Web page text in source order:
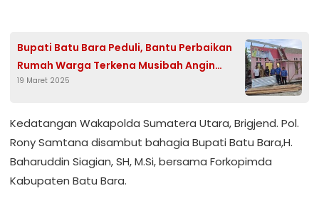
Bupati Batu Bara Peduli, Bantu Perbaikan
Rumah Warga Terkena Musibah Angin
Puting Beliung
19 Maret 2025
Kedatangan Wakapolda Sumatera Utara, Brigjend. Pol.
Rony Samtana disambut bahagia Bupati Batu Bara,H.
Baharuddin Siagian, SH, M.Si, bersama Forkopimda
Kabupaten Batu Bara.